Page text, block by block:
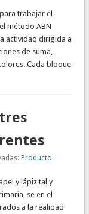
trabajar el
método ABN
actividad dirigida a
de suma,
Cada bloque
Producto
y lápiz tal y
se en el
a la realidad